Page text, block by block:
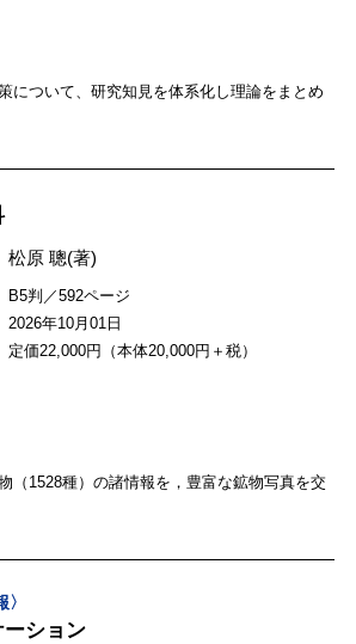
について、研究知見を体系化し理論をまとめ
松原 聰(著)
B5判／592ページ
2026年10月01日
定価22,000円（本体20,000円＋税）
（1528種）の諸情報を，豊富な鉱物写真を交
ション